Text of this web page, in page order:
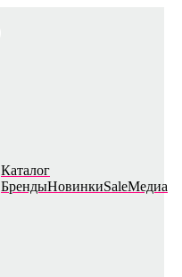
Каталог
БрендыНовинкиSaleМедиа